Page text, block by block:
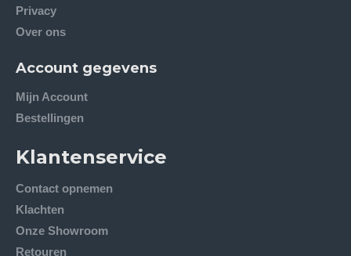
Privacy
Over ons
Account gegevens
Mijn Account
Bestellingen
Klantenservice
Contact opnemen
Klachten
Onze Showroom
Retouren